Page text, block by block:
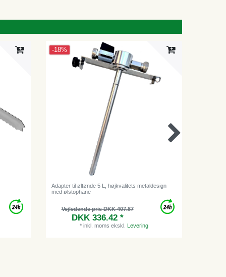
-18%
Adapter til øltønde 5 L, højkvalitets metaldesign
med ølstophane
Vejledende pris DKK 407.87
DKK 336.42 *
* inkl. moms ekskl. Levering